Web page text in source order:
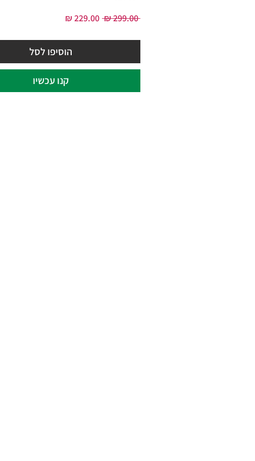
‏299.00 ‏₪
מחיר
הוסיפו לסל
קנו עכשיו